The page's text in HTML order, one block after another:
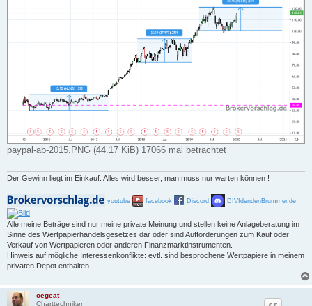
paypal-ab-2015.PNG (44.17 KiB) 17066 mal betrachtet
Der Gewinn liegt im Einkauf. Alles wird besser, man muss nur warten können !
youtube facebook Discord DIVIdendenBrummer.de
Alle meine Beträge sind nur meine private Meinung und stellen keine Anlageberatung im
Sinne des Wertpapierhandelsgesetzes dar oder sind Aufforderungen zum Kauf oder
Verkauf von Wertpapieren oder anderen Finanzmarktinstrumenten.
Hinweis auf mögliche Interessenkonflikte: evtl. sind besprochene Wertpapiere in meinem
privaten Depot enthalten
oegeat
Charttechniker